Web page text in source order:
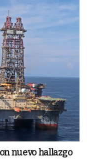
nuevo hallazgo